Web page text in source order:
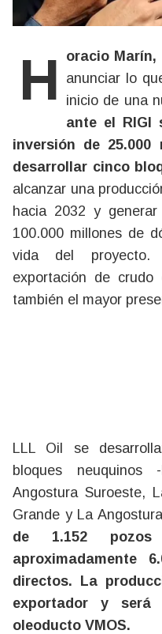
Horacio
anunciar lo
inicio de una
ante el RIGI
inversión de
desarrollar cinco
alcanzar una
hacia 2032 y
100.000 millones de
vida del
exportación de
también el mayor
LLL Oil se
bloques neuquinos
Angostura Suroeste,
Grande y La
de 1.152
aproximadamente
directos. La
exportador y será
oleoducto VMOS.